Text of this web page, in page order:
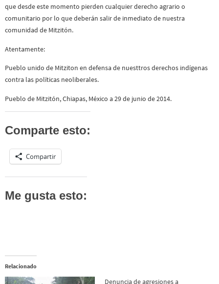
que desde este momento pierden cualquier derecho agrario o
comunitario por lo que deberán salir de inmediato de nuestra
comunidad de Mitzitón.
Atentamente:
Pueblo unido de Mitziton en defensa de nuesttros derechos indígenas
contra las políticas neoliberales.
Pueblo de Mitzitón, Chiapas, México a 29 de junio de 2014.
Comparte esto:
Compartir
Me gusta esto:
Relacionado
Denuncia de agresiones a